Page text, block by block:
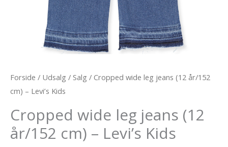
Forside / Udsalg / Salg / Cropped wide leg jeans (12 år/152
cm) – Levi’s Kids
Cropped wide leg jeans (12
år/152 cm) – Levi’s Kids